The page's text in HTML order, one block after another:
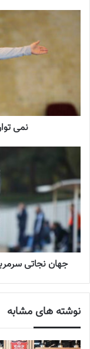
سبزپوشان
خاتون بم، ناکام در
کردند تا سومین
زنان به‌ثبت برسد و
شمایل یک تیم
سپاهان در اصفهان در
آمده‌اند اما
همه معادلات تغییر
نمی
جهان نجاتی سرمربی تیم
نوشته های مشابه